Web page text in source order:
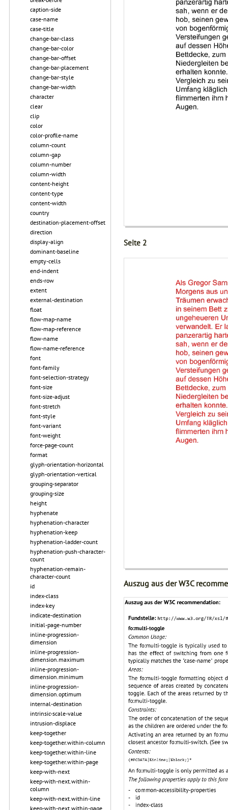
caption-side
case-name
case-title
change-bar-class
change-bar-color
change-bar-offset
change-bar-placement
change-bar-style
change-bar-width
character
clear
clip
color
color-profile-name
column-count
column-gap
column-number
column-width
content-height
content-type
content-width
country
destination-placement-offset
direction
display-align
dominant-baseline
empty-cells
end-indent
ends-row
extent
external-destination
float
flow-map-name
flow-map-reference
flow-name
flow-name-reference
font
font-family
font-selection-strategy
font-size
font-size-adjust
font-stretch
font-style
font-variant
font-weight
force-page-count
format
glyph-orientation-horizontal
glyph-orientation-vertical
grouping-separator
grouping-size
height
hyphenate
hyphenation-character
hyphenation-keep
hyphenation-ladder-count
hyphenation-push-character-
count
hyphenation-remain-
character-count
id
index-class
index-key
indicate-destination
initial-page-number
inline-progression-
dimension
inline-progression-
dimension.maximum
inline-progression-
dimension.minimum
inline-progression-
dimension.optimum
internal-destination
intrinsic-scale-value
intrusion-displace
keep-together
keep-together.within-column
keep-together.within-line
keep-together.within-page
keep-with-next
keep-with-next.within-
column
keep-with-next.within-line
keep-with-next.within-page
Seite 2
Auszug aus der W3C